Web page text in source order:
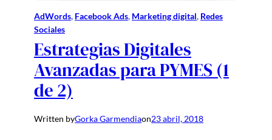
AdWords, Facebook Ads, Marketing digital, Redes
Sociales
Estrategias Digitales
Avanzadas para PYMES (1
de 2)
Written byGorka Garmendiaon23 abril, 2018